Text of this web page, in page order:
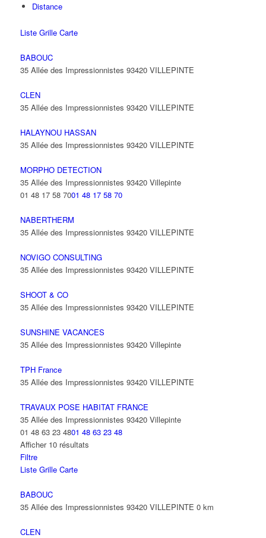
Distance
Liste Grille Carte
BABOUC
35 Allée des Impressionnistes 93420 VILLEPINTE
CLEN
35 Allée des Impressionnistes 93420 VILLEPINTE
HALAYNOU HASSAN
35 Allée des Impressionnistes 93420 VILLEPINTE
MORPHO DETECTION
35 Allée des Impressionnistes 93420 Villepinte
01 48 17 58 7001 48 17 58 70
NABERTHERM
35 Allée des Impressionnistes 93420 VILLEPINTE
NOVIGO CONSULTING
35 Allée des Impressionnistes 93420 VILLEPINTE
SHOOT & CO
35 Allée des Impressionnistes 93420 VILLEPINTE
SUNSHINE VACANCES
35 Allée des Impressionnistes 93420 Villepinte
TPH France
35 Allée des Impressionnistes 93420 VILLEPINTE
TRAVAUX POSE HABITAT FRANCE
35 Allée des Impressionnistes 93420 Villepinte
01 48 63 23 4801 48 63 23 48
Afficher 10 résultats
Filtre
Liste Grille Carte
BABOUC
35 Allée des Impressionnistes 93420 VILLEPINTE 0 km
CLEN